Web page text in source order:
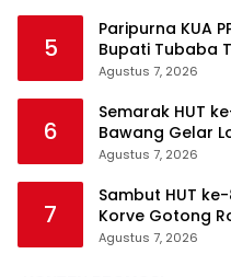
5
Paripurna KUA
Bupati Tubaba
Daerah Rp820,3
Agustus 7, 2026
6
Semarak HUT
Bawang Gelar
Agustus 7, 2026
7
Sambut HUT
Korve Gotong
Serentak
Agustus 7, 2026